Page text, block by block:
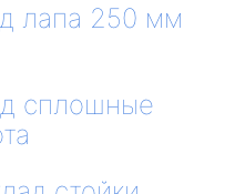
лапа 250 мм
сплошные